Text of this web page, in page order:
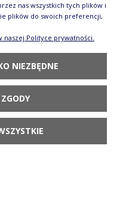
POWIADOM O
DOSTĘPNOŚCI
V 0,21 L
99,90 zł
nas wszystkich tych plików i
plików do swoich preferencji,
naszej Polityce prywatności.
NIEZBĘDNE